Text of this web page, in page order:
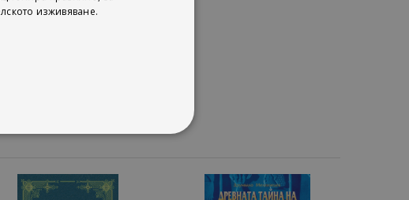
изживяване.